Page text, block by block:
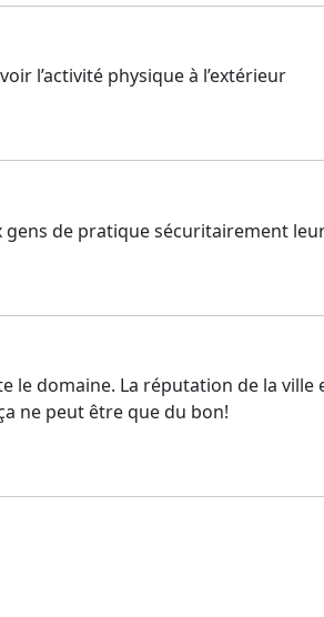
l’activité physique à l’extérieur
de pratique sécuritairement
le domaine. La réputation de la
ne peut être que du bon!